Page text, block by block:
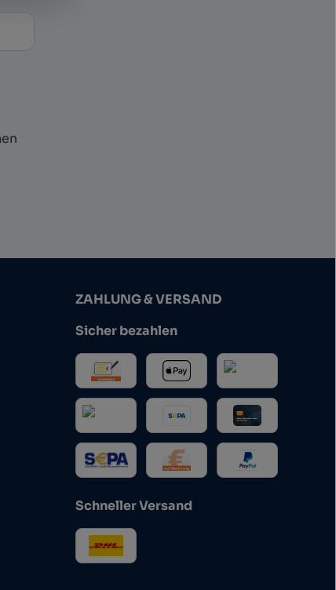
ZAHLUNG & VERSAND
Sicher bezahlen
Schneller Versand